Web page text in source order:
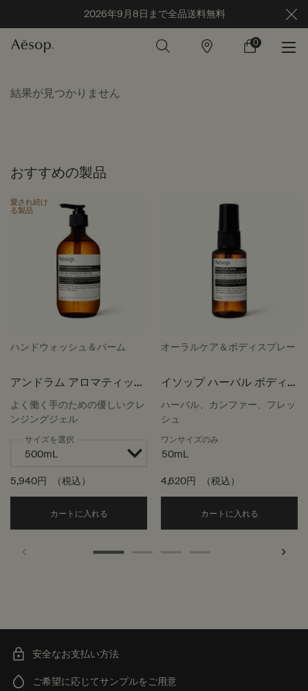
2026年9月8日まで全品送料無料
店
カ
0
0 カート内の製
結果が見つかりません
おすすめの製品
愛され続け
る製品
ハンドウォッシュ＆バーム
アンドラム アロマティック
ハンドウォッシュ
よく働く手のための優しいクレ
ンジングジェル
サイズを選択
5,940円 （税込）
カートに入れる Add the アンドラム アロマティック ハンド
オーラルケア＆ボディスプレー
イソップ ハーバル ボディ
スプレー
ハーバル、カンファー、フレッ
シュ
ワンサイズのみ
50mL
4,620円 （税込）
カートに入れる
安全なお支払い方法
ご希望に応じてサンプルをご用意